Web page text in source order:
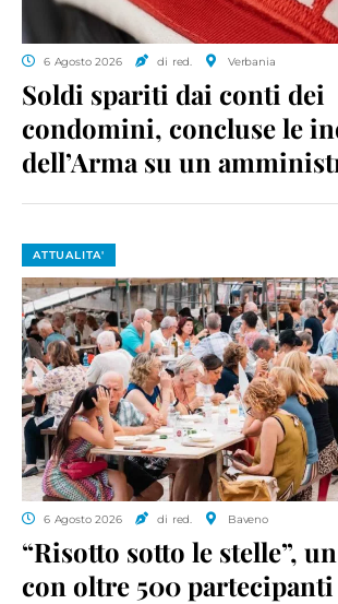
6 Agosto 2026 di red. Verbania
Soldi spariti dai conti dei
condomini, concluse le
dell’Arma su un
ATTUALITA'
6 Agosto 2026 di red. Baveno
“Risotto sotto le stelle”,
con oltre 500 partecipanti